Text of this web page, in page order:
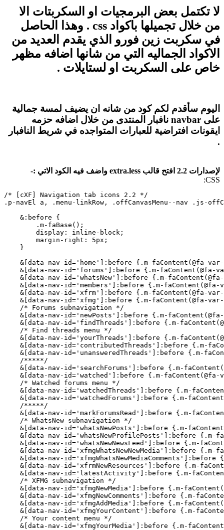
لا تكتمل بعض البرمجيات او السكربتات الا
من خلال تجميلها باكواد css . وهذا الحاصل
في سكربت زين فورو الذي يقدم العديد من
الاكواد الجماليه التي من شانها اضافه مظهر
خاص على السكربت او لستايلات .​
اليوم سأقدم لكم كود من شانه ان يضيف لمسة جمالية
على navbar نافبار المنتدى من خلال اضافه حزمه
ايقونات افتراضية للعبارات المتواجده في شريط النافبار
.​
لإصدارات 2.2 افتح قالب extra.less واضف فيه الكود الاتي :-
CSS:
/* [cXF] Navigation tab icons 2.2 */
.p-navEl a, .menu-linkRow, .offCanvasMenu--nav .js-
    &:before {
        .m-faBase();
        display: inline-block;
        margin-right: 5px;
    }
&[data-nav-id='home']:before {.m-faContent(@fa-
&[data-nav-id='forums']:before {.m-faContent(@fa-
&[data-nav-id='whatsNew']:before {.m-
&[data-nav-id='members']:before {.m-faContent(@fa-
&[data-nav-id='xfrm']:before {.m-faContent(@fa-
&[data-nav-id='xfmg']:before {.m-faContent(@fa-
    /* Forums subnavigation */
&[data-nav-id='newPosts']:before {.m-
&[data-nav-id='findThreads']:before {.m-
    /* Find threads menu */
&[data-nav-id='yourThreads']:before {.m-
&[data-nav-id='contributedThreads']:before {.m-
&[data-nav-id='unansweredThreads']:before {.m-
    /*****/
&[data-nav-id='searchForums']:before {.m-
&[data-nav-id='watched']:before {.m-faContent(@fa-
    /* Watched forums menu */
&[data-nav-id='watchedThreads']:before {.m-
&[data-nav-id='watchedForums']:before {.m-
    /*****/
&[data-nav-id='markForumsRead']:before {.m-
    /* WhatsNew subnavigation */
&[data-nav-id='whatsNewPosts']:before {.m-
&[data-nav-id='whatsNewProfilePosts']:before {.m-
&[data-nav-id='whatsNewNewsFeed']:before {.m-
&[data-nav-id='xfmgWhatsNewNewMedia']:before {.m-
&[data-nav-id='xfmgWhatsNewMediaComments']:before
&[data-nav-id='xfrmNewResources']:before {.m-
&[data-nav-id='latestActivity']:before {.m-
    /* XFMG subnavigation */
&[data-nav-id='xfmgNewMedia']:before {.m-
&[data-nav-id='xfmgNewComments']:before {.m-
&[data-nav-id='xfmgAddMedia']:before {.m-
&[data-nav-id='xfmgYourContent']:before {.m-
    /* Your content menu */
&[data-nav-id='xfmgYourMedia']:before {.m-